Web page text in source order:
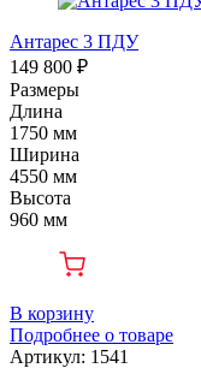
Антарес 3 ПДУ
149 800 ₽
Размеры
Длина
1750 мм
Ширина
4550 мм
Высота
960 мм
В корзину
Подробнее о товаре
Артикул: 1541